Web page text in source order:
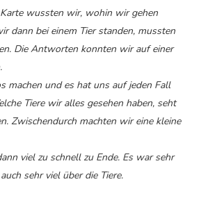
wussten wir, wohin wir gehen
dann bei einem Tier standen, mussten
Die Antworten konnten wir auf einer
machen und es hat uns auf jeden Fall
Tiere wir alles gesehen haben, seht
Zwischendurch machten wir eine kleine
viel zu schnell zu Ende. Es war sehr
sehr viel über die Tiere.